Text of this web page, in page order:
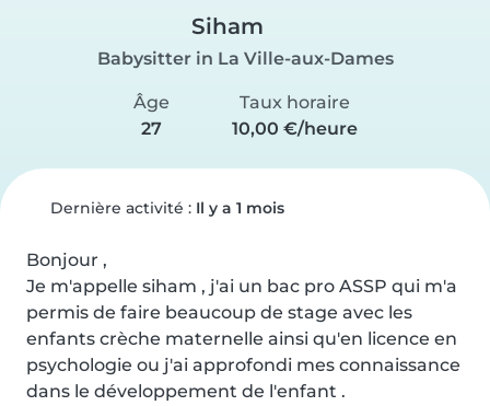
Siham
Babysitter in La Ville-aux-Dames
Âge
27
Taux horaire
10,00 €/heure
Dernière activité : Il y a 1 mois
Bonjour ,
Je m'appelle siham , j'ai un bac pro ASSP qui m'a
permis de faire beaucoup de stage avec les
enfants crèche maternelle ainsi qu'en licence en
psychologie ou j'ai approfondi mes connaissance
dans le développement de l'enfant .